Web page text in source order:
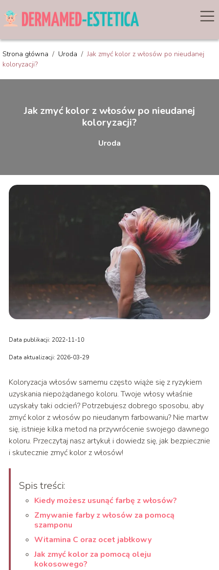
Strona główna / Uroda /Jak zmyć kolor z włosów po nieudanej
koloryzacji?
Jak zmyć kolor z włosów po nieudanej
koloryzacji?
Uroda
Data publikacji: 2022-11-10
Data aktualizacji: 2026-03-29
Koloryzacja włosów samemu często wiąże się z ryzykiem
uzyskania niepożądanego koloru. Twoje włosy właśnie
uzyskały taki odcień? Potrzebujesz dobrego sposobu, aby
zmyć kolor z włosów po nieudanym farbowaniu? Nie martw
się, istnieje kilka metod na przywrócenie swojego dawnego
koloru. Przeczytaj nasz artykuł i dowiedz się, jak bezpiecznie
i skutecznie zmyć kolor z włosów!
Spis treści:
Kiedy możesz usunąć farbę z włosów?
Zmywanie farby z włosów za pomocą
szamponu
Witamina C oraz ocet jabłkowy
Jak zmyć kolor za pomocą oleju
kokosowego?